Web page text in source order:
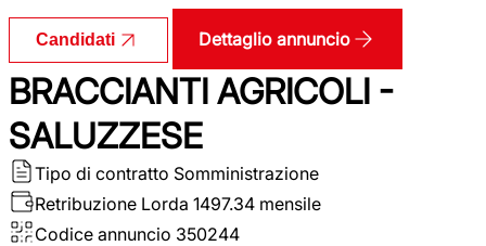
Candidati Dettaglio annuncio
BRACCIANTI AGRICOLI -
SALUZZESE
Tipo di contratto Somministrazione
Retribuzione Lorda 1497.34 mensile
Codice annuncio 350244